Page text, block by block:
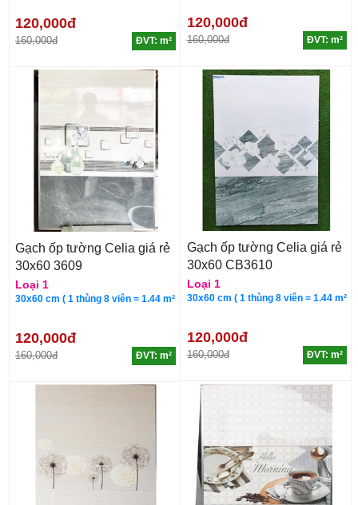
120,000đ
160,000đ ĐVT: m²
120,000đ
160,000đ ĐVT: m²
Gạch ốp tường Celia giá rẻ
30x60 3609
Loại 1
30x60 cm ( 1 thùng 8 viên = 1.44 m²
120,000đ
160,000đ ĐVT: m²
Gạch ốp tường Celia giá rẻ
30x60 CB3610
Loại 1
30x60 cm ( 1 thùng 8 viên = 1.44 m²
120,000đ
160,000đ ĐVT: m²